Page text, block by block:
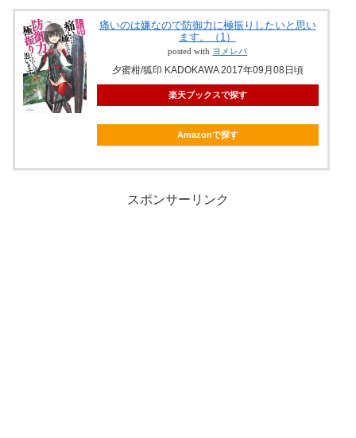
痛いのは嫌なので防御力に極振りしたいと思い
ます。（1）
posted with ヨメレバ
夕蜜柑/狐印 KADOKAWA 2017年09月08日頃
楽天ブックスで探す
Amazonで探す
スポンサーリンク